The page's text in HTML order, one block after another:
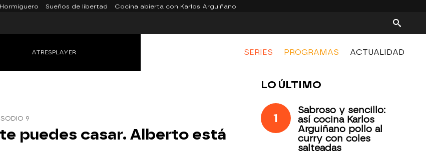
Hormiguero Sueños de libertad Cocina abierta con Karlos Arguiñano
SERIES PROGRAMAS ACTUALIDAD
ATRESPLAYER
9
puedes casar. Alberto está
LO ÚLTIMO
1
Sabroso y sencillo:
así cocina Karlos
Arguiñano pollo al
curry con coles
salteadas